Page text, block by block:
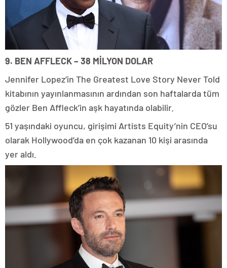
9. BEN AFFLECK – 38 MİLYON DOLAR
Jennifer Lopez’in The Greatest Love Story Never Told
kitabının yayınlanmasının ardından son haftalarda tüm
gözler Ben Affleck’in aşk hayatında olabilir.
51 yaşındaki oyuncu, girişimi Artists Equity’nin CEO’su
olarak Hollywood’da en çok kazanan 10 kişi arasında
yer aldı.